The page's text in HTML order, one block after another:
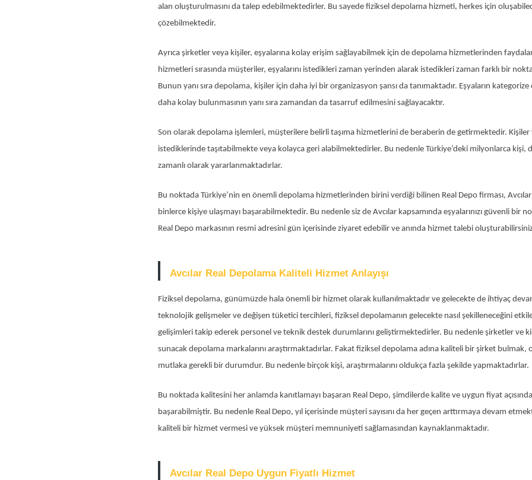
alan oluşturulmasını da talep edebilmektedirler. Bu sayede fiziksel depolama hizmeti, herkes için
çözebilmektedir.
Ayrıca şirketler veya kişiler, eşyalarına kolay erişim sağlayabilmek için de depolama hizmetlerinden
hizmetleri sırasında müşteriler, eşyalarını istedikleri zaman yerinden alarak istedikleri zaman farklı bir
Bunun yanı sıra depolama, kişiler için daha iyi bir organizasyon şansı da tanımaktadır. Eşyaların
daha kolay bulunmasının yanı sıra zamandan da tasarruf edilmesini sağlayacaktır.
Son olarak depolama işlemleri, müşterilere belirli taşıma hizmetlerini de beraberin de getirmektedir. Kişiler
istediklerinde taşıtabilmekte veya kolayca geri alabilmektedirler. Bu nedenle Türkiye’deki milyonlarca
zamanlı olarak yararlanmaktadırlar.
Bu noktada Türkiye’nin en önemli depolama hizmetlerinden birini verdiği bilinen Real Depo firması,
binlerce kişiye ulaşmayı başarabilmektedir. Bu nedenle siz de Avcılar kapsamında eşyalarınızı güvenli bir
Real Depo markasının resmi adresini gün içerisinde ziyaret edebilir ve anında hizmet talebi
Avcılar Real Depolama Kaliteli Hizmet Anlayışı
Fiziksel depolama, günümüzde hala önemli bir hizmet olarak kullanılmaktadır ve gelecekte de ihtiyaç
teknolojik gelişmeler ve değişen tüketici tercihleri, fiziksel depolamanın gelecekte nasıl şekilleneceğini
gelişimleri takip ederek personel ve teknik destek durumlarını geliştirmektedirler. Bu nedenle şirketler ve
sunacak depolama markalarını araştırmaktadırlar. Fakat fiziksel depolama adına kaliteli bir şirket
mutlaka gerekli bir durumdur. Bu nedenle birçok kişi, araştırmalarını oldukça fazla şekilde yapmaktadırlar.
Bu noktada kalitesini her anlamda kanıtlamayı başaran Real Depo, şimdilerde kalite ve uygun fiyat
başarabilmiştir. Bu nedenle Real Depo, yıl içerisinde müşteri sayısını da her geçen arttırmaya devam
kaliteli bir hizmet vermesi ve yüksek müşteri memnuniyeti sağlamasından kaynaklanmaktadır.
Avcılar Real Depo Uygun Fiyatlı Hizmet